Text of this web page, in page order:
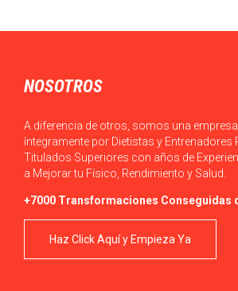
NOSOTROS
A diferencia de otros, somos una
íntegramente por Dietistas y Entrenadores
Titulados Superiores con años de
a Mejorar tu Físico, Rendimiento y Salud.
+7000 Transformaciones Conseguidas
Haz Click Aquí y Empieza Ya